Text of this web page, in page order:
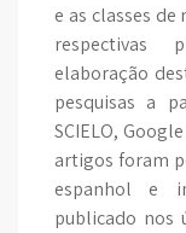
e as classes
respectivas
elaboração
pesquisas a
SCIELO,
artigos foram
espanhol e
publicado nos